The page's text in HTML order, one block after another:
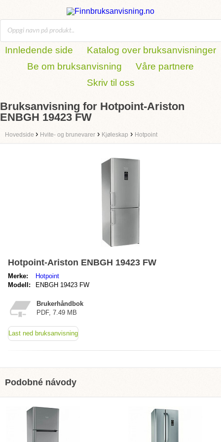
Innledende side
Katalog over bruksanvisninger
Be om bruksanvisning
Våre partnere
Skriv til oss
Bruksanvisning for Hotpoint-Ariston
ENBGH 19423 FW
Hovedside › Hvite- og brunevarer › Kjøleskap › Hotpoint
Hotpoint-Ariston ENBGH 19423 FW
Merke:
Hotpoint
Modell:
ENBGH 19423 FW
Brukerhåndbok
PDF, 7.49 MB
Last ned bruksanvisning
Podobné návody